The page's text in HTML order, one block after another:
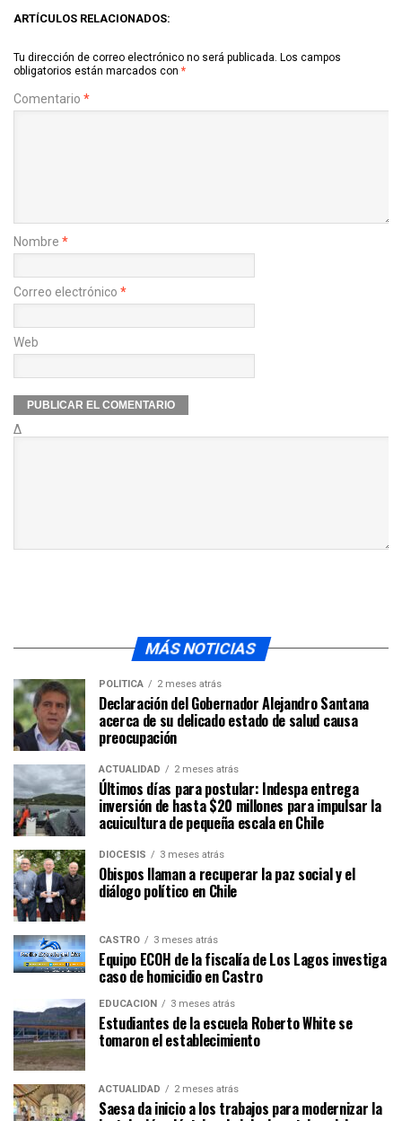
ARTÍCULOS RELACIONADOS:
Tu dirección de correo electrónico no será publicada. Los campos
obligatorios están marcados con *
Comentario *
Nombre *
Correo electrónico *
Web
Δ
MÁS NOTICIAS
POLÍTICA 2 meses atrás
Declaración del Gobernador Alejandro Santana
acerca de su delicado estado de salud causa
preocupación
ACTUALIDAD 2 meses atrás
Últimos días para postular: Indespa entrega
inversión de hasta $20 millones para impulsar la
acuicultura de pequeña escala en Chile
DIÓCESIS 3 meses atrás
Obispos llaman a recuperar la paz social y el
diálogo político en Chile
CASTRO 3 meses atrás
Equipo ECOH de la fiscalía de Los Lagos investiga
caso de homicidio en Castro
EDUCACIÓN 3 meses atrás
Estudiantes de la escuela Roberto White se
tomaron el establecimiento
ACTUALIDAD 2 meses atrás
Saesa da inicio a los trabajos para modernizar la